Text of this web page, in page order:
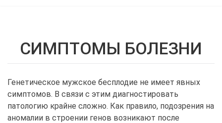
СИМПТОМЫ БОЛЕЗНИ
Генетическое мужское бесплодие не имеет явных
симптомов. В связи с этим диагностировать
патологию крайне сложно. Как правило, подозрения на
аномалии в строении генов возникают после